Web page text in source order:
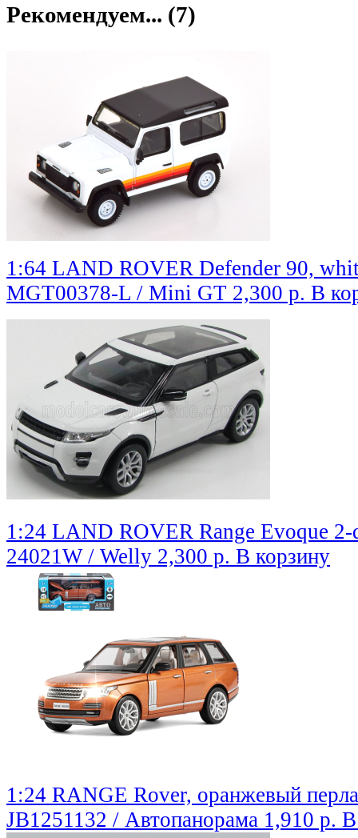
Рекомендуем... (7)
1:64 LAND ROVER Defender 90,
MGT00378-L / Mini GT 2,300 р. В
1:24 LAND ROVER Range Evoque
24021W / Welly 2,300 р. В корзину
1:24 RANGE Rover, оранжевый
JB1251132 / Автопанорама 1,910 р. В